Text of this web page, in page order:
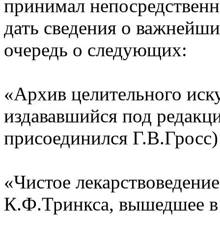
принимал
дать сведения о
очередь о следующих:
«Архив целительного
издававшийся под
присоединился
«Чистое
К.Ф.Тринкса, вышедшее в